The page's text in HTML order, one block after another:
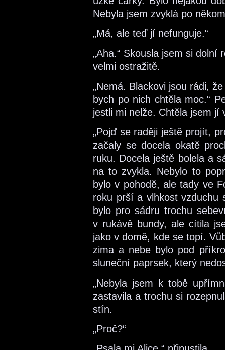
Nebyla jsem zvyklá po
„Má, ale teď jí nefunguje.“
„Aha.“ Skousla jsem si dolní
velmi ostražitě.
„Nemá. Blackovi jsou rádi,
bych po nich chtěla moc.“
jestli mi nelže. Chtěla jsem jí
„Pojď se raději ještě projít,
začaly se docela okatě
ruku. Docela ještě bolela a
na to zvykla. Nebylo to
bylo v pohodě, ale tady ve
roku prší a vlhkost vzduchu
bylo pro sádru trochu
v rukávě bundy, ale cítila
jako v domě, kde se topí.
zima a nebe bylo pod
sluneční paprsek, který
„Nebyla jsem k tobě
zastavila a trochu si
stín.
„Proč?“